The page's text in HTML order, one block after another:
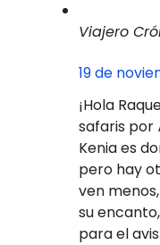
Viajero
19 de
¡Hola
safaris por
Kenia es
pero hay
ven
su
para el